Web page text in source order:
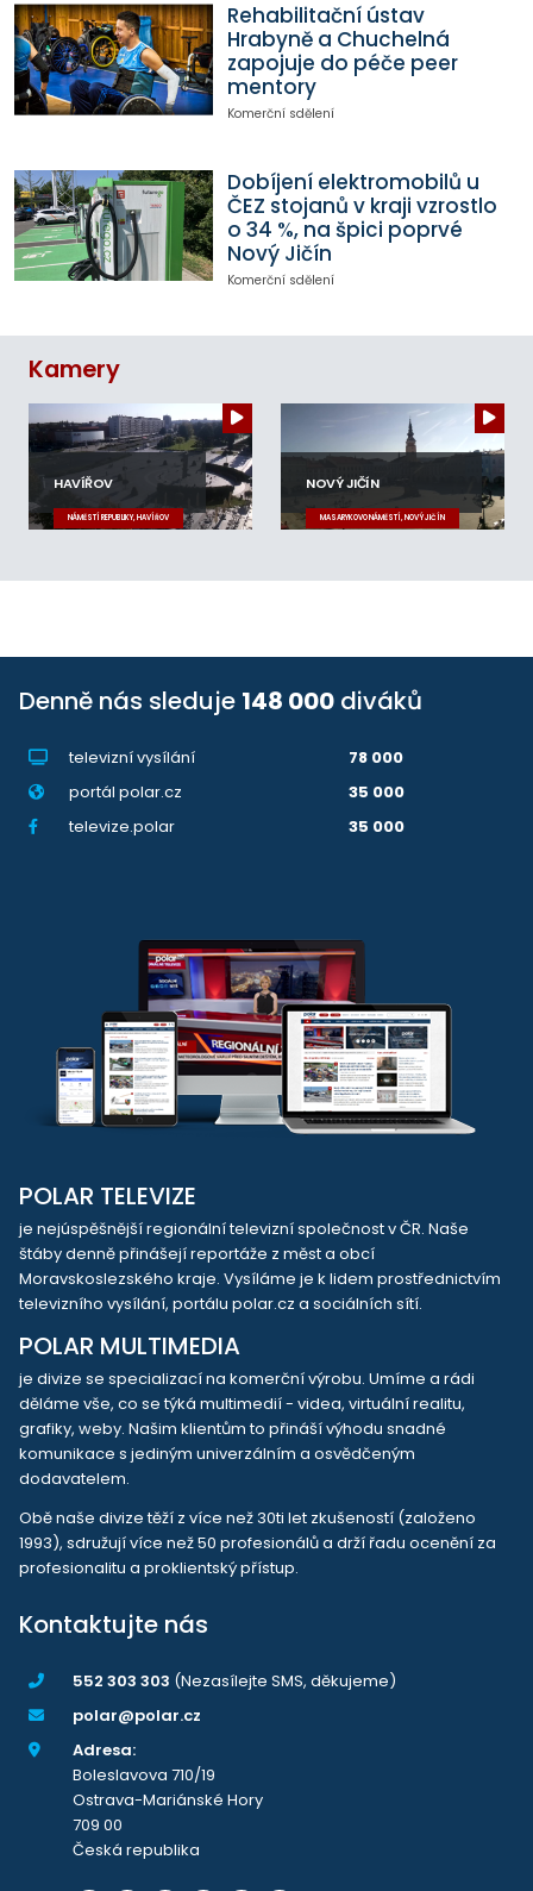
Rehabilitační ústav
Hrabyně a Chuchelná
zapojuje do péče peer
mentory
Komerční sdělení
Dobíjení elektromobilů u
ČEZ stojanů v kraji vzrostlo
o 34 %, na špici poprvé
Nový Jičín
Komerční sdělení
Kamery
HAVÍŘOV
NÁMĚSTÍ REPUBLIKY, HAVÍŘOV
NOVÝ JIČÍN
MASARYKOVO NÁMĚSTÍ, NOVÝ JIČÍN
Denně nás sleduje 148 000 diváků
televizní vysílání
78 000
portál polar.cz
35 000
televize.polar
35 000
POLAR TELEVIZE
je nejúspěšnější regionální televizní společnost v ČR. Naše
štáby denně přinášejí reportáže z měst a obcí
Moravskoslezského kraje. Vysíláme je k lidem prostřednictvím
televizního vysílání, portálu polar.cz a sociálních sítí.
POLAR MULTIMEDIA
je divize se specializací na komerční výrobu. Umíme a rádi
děláme vše, co se týká multimedií - videa, virtuální realitu,
grafiky, weby. Našim klientům to přináší výhodu snadné
komunikace s jediným univerzálním a osvědčeným
dodavatelem.
Obě naše divize těží z více než 30ti let zkušeností (založeno
1993), sdružují více než 50 profesionálů a drží řadu ocenění za
profesionalitu a proklientský přístup.
Kontaktujte nás
552 303 303 (Nezasílejte SMS, děkujeme)
polar@polar.cz
Adresa:
Boleslavova 710/19
Ostrava-Mariánské Hory
709 00
Česká republika